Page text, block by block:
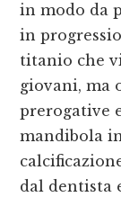
in modo da
in
titanio che
giovani, ma
prerogative
mandibola
dal dentista